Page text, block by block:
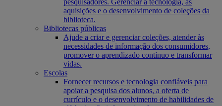
pesquisadores. Gerenciar a tecnologia, as
aquisições e o desenvolvimento de coleções da
biblioteca.
Bibliotecas públicas
Ajude a criar e gerenciar coleções, atender às
necessidades de informação dos consumidores,
promover o aprendizado contínuo e transformar
vidas.
Escolas
Fornecer recursos e tecnologia confiáveis para
apoiar a pesquisa dos alunos, a oferta de
currículo e o desenvolvimento de habilidades de